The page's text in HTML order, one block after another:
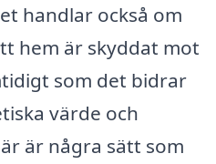
handlar också om
hem är skyddat mot
som det bidrar
värde och
är några sätt som